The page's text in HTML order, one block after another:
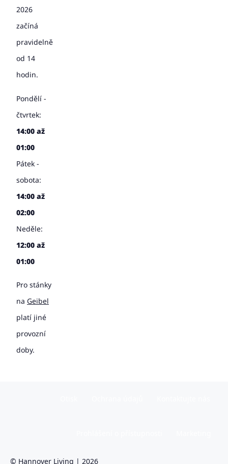
2026
začíná
pravidelně
od 14
hodin.
Pondělí -
čtvrtek:
14:00 až
01:00
Pátek -
sobota:
14:00 až
02:00
Neděle:
12:00 až
01:00
Pro stánky
na Geibel
platí jiné
provozní
doby.
© Hannover Living | 2026